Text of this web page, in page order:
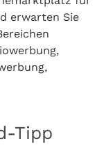
erwarten Sie
Tipp